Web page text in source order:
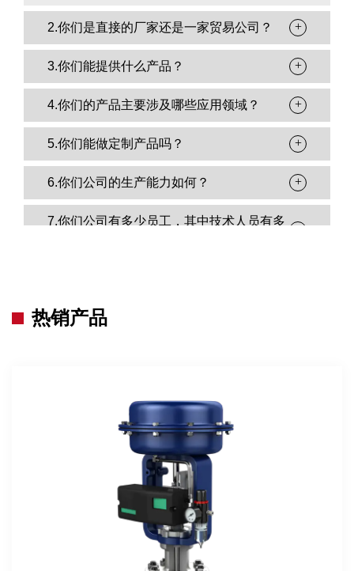
2.你们是直接的厂家还是一家贸易公司？ +
3.你们能提供什么产品？ +
4.你们的产品主要涉及哪些应用领域？ +
5.你们能做定制产品吗？ +
6.你们公司的生产能力如何？ +
7.你们公司有多少员工，其中技术人员有多
+
9.付款方式是怎样的？
热销产品